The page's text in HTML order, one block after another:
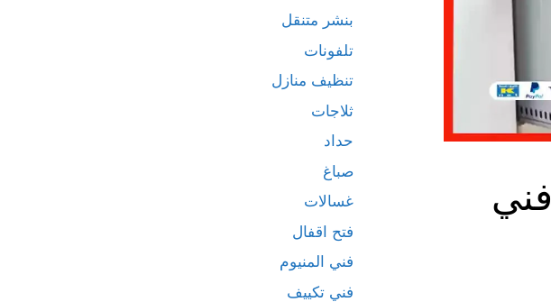
فني طباخات النويصيب 50301080 فني
بنشر متنقل
تلفونات
تنظيف منازل
ثلاجات
حداد
صباغ
غسالات
فتح اقفال
فني المنيوم
فني تكييف